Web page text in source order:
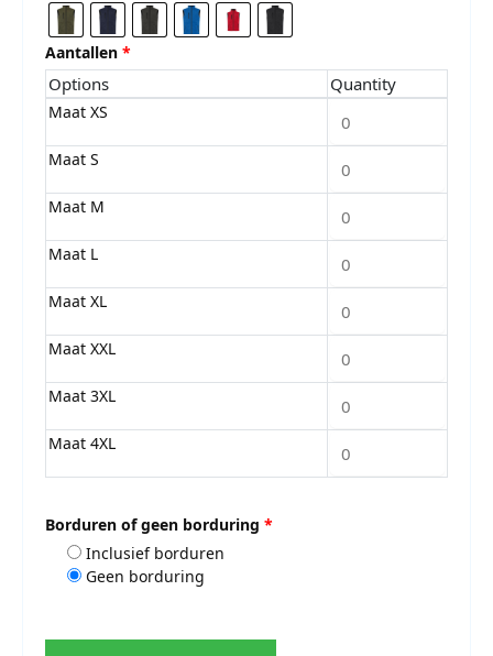
Aantallen *
Options Quantity
Maat XS
Maat S
Maat M
Maat L
Maat XL
Maat XXL
Maat 3XL
Maat 4XL
Borduren of geen borduring *
Inclusief borduren
Geen borduring